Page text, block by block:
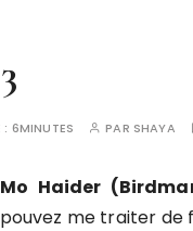
: 6MINUTES PAR SHAYA
Haider
pouvez me traiter